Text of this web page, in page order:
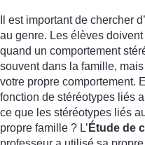
Il est important de chercher
au genre. Les élèves
quand un comportement
souvent dans la famille,
votre propre comportement.
fonction de stéréotypes liés
ce que les stéréotypes liés
propre famille ? L’ Étude de